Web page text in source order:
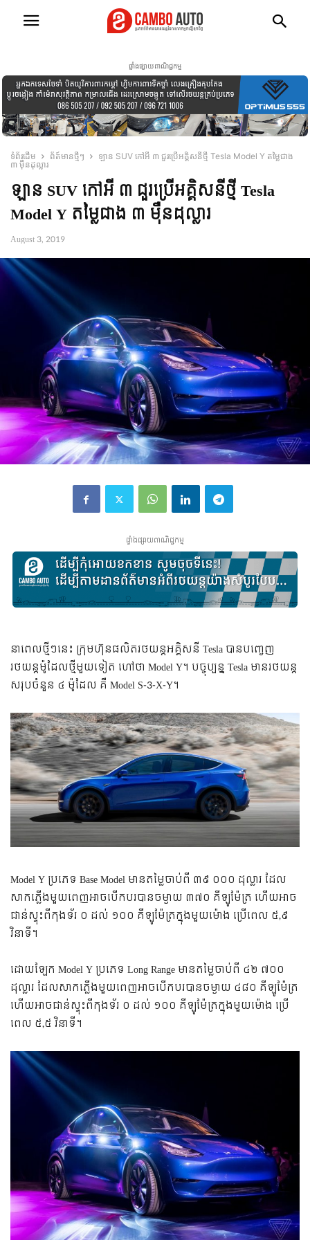
ផ្ទាំងផ្សាយពាណិជ្ជកម្ម
ទំព័រដើម ព័ត៍មានថ្មីៗ
ឡាន SUV កៅអី ៣ ជួរប្រើអគ្គិសនីថ្មី Tesla Model Y តម្លៃជាង
៣ ម៉ឺនដុល្លារ
ឡាន SUV កៅអី ៣ ជួរប្រើអគ្គិសនីថ្មី Tesla
Model Y តម្លៃជាង ៣ ម៉ឺនដុល្លារ
August 3, 2019
ផ្ទាំងផ្សាយពាណិជ្ជកម្ម
នាពេលថ្មីៗនេះ ក្រុមហ៊ុន​ផលិត​រថយន្ត​អគ្គិសនី Tesla បាន​បញ្ចេញ​
រថយន្ត​ម៉ូដែល​ថ្មី​មួយ​ទៀត ហៅ​ថា Model Y។ បច្ចុប្បន្ន Tesla មានរថយន្ត
សរុបចំនួន ៤ ម៉ូដែល គឺ Model S-3-X-Y។
Model Y ប្រភេទ Base Model មាន​តម្លៃ​ចាប់​ពី ៣៩ ០០០ ដុល្លារ ដែល​
សាកភ្លើង​មួយ​ពេញ​អាច​បើកបរ​បាន​ចម្ងាយ ៣៧០ គីឡូម៉ែត្រ ហើយ​អាច​
ជាន់​ស្ទុះ​ពី​កុងទ័រ ០ ដល់ ១០០ គីឡូម៉ែត្រ​ក្នុង​មួយ​ម៉ោង ប្រើ​ពេល ៥,៩
វិនាទី។
ដោយឡែក Model Y ប្រភេទ Long Range មាន​តម្លៃ​ចាប់​ពី ៤២ ៧០០
ដុល្លារ ដែល​សាក​ភ្លើង​មួយ​ពេញ​អាច​បើកបរ​បាន​ចម្ងាយ ៤៨០ គីឡូម៉ែត្រ
ហើយ​អាច​ជាន់​ស្ទុះ​ពី​កុងទ័រ ០ ដល់ ១០០ គីឡូម៉ែត្រ​ក្នុង​មួយ​ម៉ោង ប្រើ​
ពេល ៥,៥ វិនាទី។